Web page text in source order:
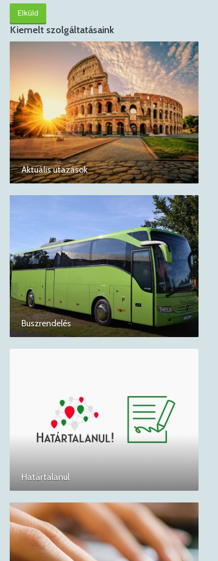
Kiemelt szolgáltatásaink
Aktuális utazások
Buszrendelés
Határtalanul